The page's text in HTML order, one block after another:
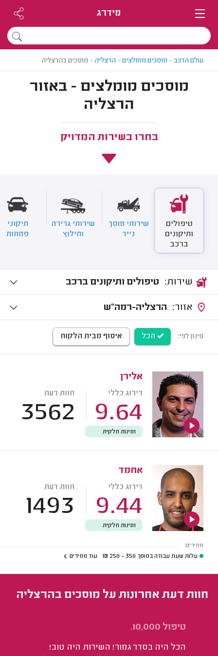
מידרג
עולם הרכב> מוסכים מומלצים> הרצליה > מוסכים בהרצליה
מוסכים מומלצים - באזור
הרצליה
בחרו בשירות המדויק
טיפולים
ותיקונים
ברכב
שירותי מוסך
נייד
שירותי גרירה
וחילוץ
תיקוני
פחחות
טיפולים ותיקונים ברכב
הרצליה-רמה"ש
סינון לפי: הכל איסוף מבית הלקוח
אלירן
דירוג כללי
9.64
חוות דעת
3562
זמינות חלקית
אחמד
דירוג כללי
9.44
חוות דעת
1493
זמינות חלקית
מחירים:
עלות שעת עבודה במוסך 350 - 250
₪ עוד מחירים
חוות דעת אחרונות על מוסכים בהרצליה
טיפול 10,000.
הכל היה בסדר גמור! השירות היה טוב!